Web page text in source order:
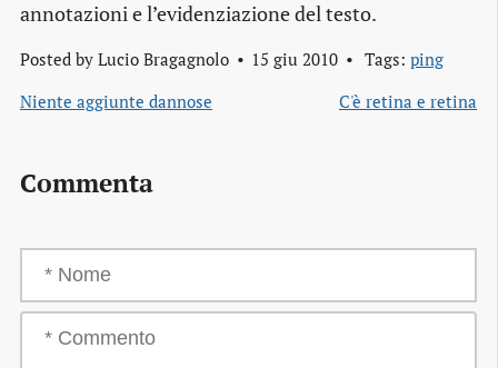
annotazioni e l’evidenziazione del testo.
Posted by Lucio Bragagnolo 15 giu 2010 Tags: ping
Niente aggiunte dannose
C'è retina e retina
Commenta